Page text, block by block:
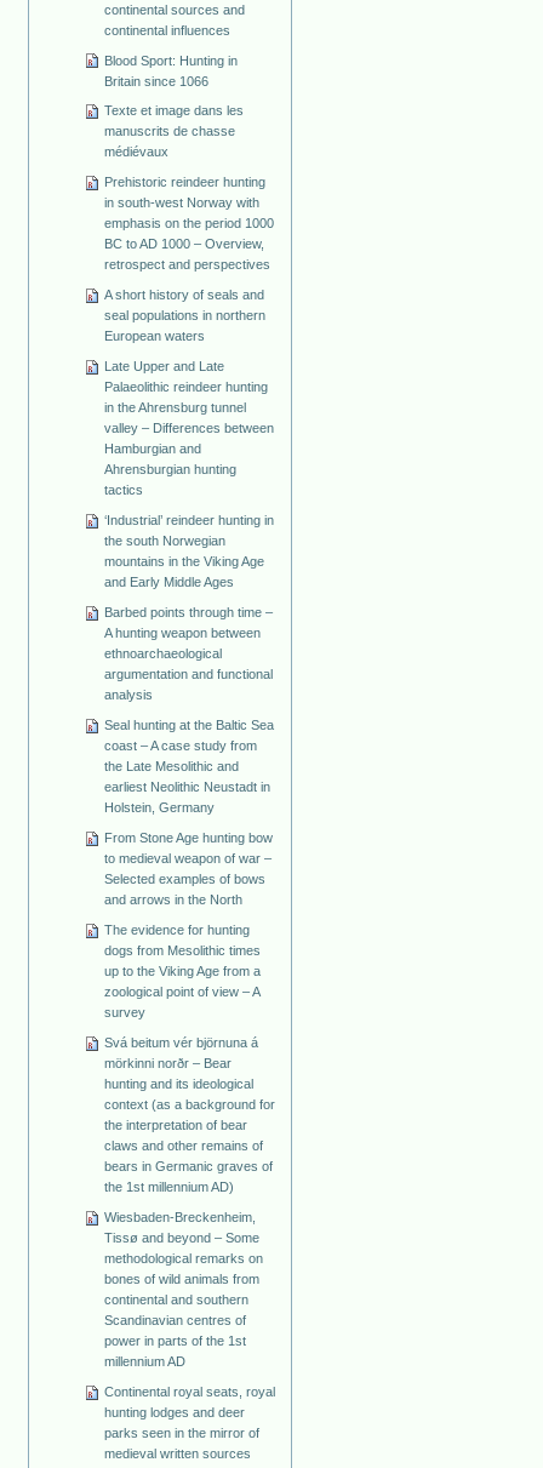
continental sources and
continental influences
Blood Sport: Hunting in
Britain since 1066
Texte et image dans les
manuscrits de chasse
médiévaux
Prehistoric reindeer hunting
in south-west Norway with
emphasis on the period 1000
BC to AD 1000 – Overview,
retrospect and perspectives
A short history of seals and
seal populations in northern
European waters
Late Upper and Late
Palaeolithic reindeer hunting
in the Ahrensburg tunnel
valley – Differences between
Hamburgian and
Ahrensburgian hunting
tactics
‘Industrial’ reindeer hunting in
the south Norwegian
mountains in the Viking Age
and Early Middle Ages
Barbed points through time –
A hunting weapon between
ethnoarchaeological
argumentation and functional
analysis
Seal hunting at the Baltic Sea
coast – A case study from
the Late Mesolithic and
earliest Neolithic Neustadt in
Holstein, Germany
From Stone Age hunting bow
to medieval weapon of war –
Selected examples of bows
and arrows in the North
The evidence for hunting
dogs from Mesolithic times
up to the Viking Age from a
zoological point of view – A
survey
Svá beitum vér björnuna á
mörkinni norðr – Bear
hunting and its ideological
context (as a background for
the interpretation of bear
claws and other remains of
bears in Germanic graves of
the 1st millennium AD)
Wiesbaden-Breckenheim,
Tissø and beyond – Some
methodological remarks on
bones of wild animals from
continental and southern
Scandinavian centres of
power in parts of the 1st
millennium AD
Continental royal seats, royal
hunting lodges and deer
parks seen in the mirror of
medieval written sources